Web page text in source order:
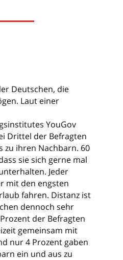
Deutschen, die
Laut einer
YouGov
Drittel der Befragten
zu ihren Nachbarn. 60
sie sich gerne mal
Jeder
mit den engsten
fahren. Distanz ist
dennoch sehr
der Befragten
gemeinsam mit
nur 4 Prozent gaben
ein und aus zu